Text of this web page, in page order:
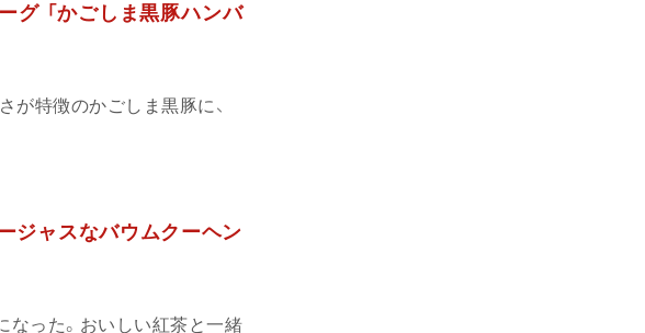
グ 「かごしま黒豚ハンバ
が特徴のかごしま黒豚に、
ジャスなバウムクーヘン
なった。おいしい紅茶と一緒